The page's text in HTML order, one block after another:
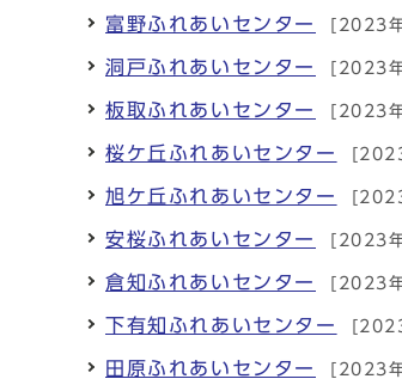
富野ふれあいセンター [2023
洞戸ふれあいセンター [2023
板取ふれあいセンター [2023
桜ケ丘ふれあいセンター
旭ケ丘ふれあいセンター
安桜ふれあいセンター [2023
倉知ふれあいセンター [2023
下有知ふれあいセンター
田原ふれあいセンター [2023